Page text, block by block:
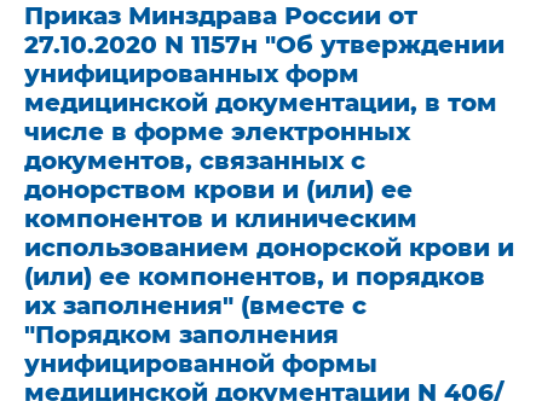
Приказ Минздрава России от
27.10.2020 N 1157н "Об утверждении
унифицированных форм
медицинской документации, в том
числе в форме электронных
документов, связанных с
донорством крови и (или) ее
компонентов и клиническим
использованием донорской крови и
(или) ее компонентов, и порядков
их заполнения" (вместе с
"Порядком заполнения
унифицированной формы
медицинской документации N 406/